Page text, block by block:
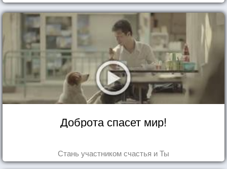
Доброта спасет мир!
Стань участником счастья и Ты